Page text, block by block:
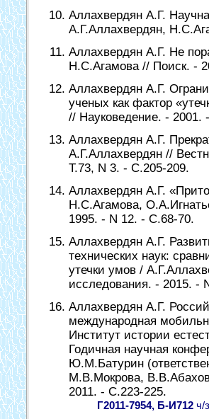
Аллахвердян А.Г.
А.Г.Аллахвердян,
Аллахвердян А.Г. Не
Н.С.Агамова // Поиск. -
Аллахвердян А.Г.
ученых как фактор
// Науковедение. - 2001.
Аллахвердян А.Г.
А.Г.Аллахвердян //
Т.73, N 3. - С.205-209.
Аллахвердян А.Г.
Н.С.Агамова,
1995. - N 12. - С.68-70.
Аллахвердян А.Г.
технических наук:
утечки умов /
исследования. - 2015. -
Аллахвердян А.Г.
международная
Институт истории
Годичная научная
Ю.М.Батурин
М.В.Мокрова,
2011. - С.223-225.
Г2011-7954, Б-И712 ч/